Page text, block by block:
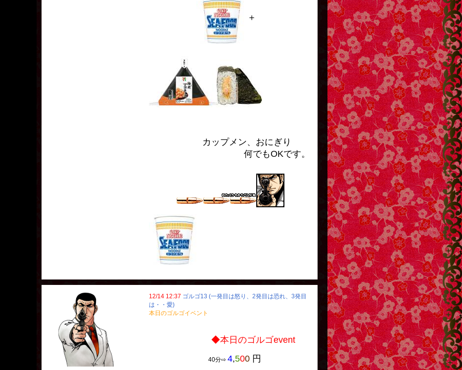
＋
カップメン、おにぎり
何でもOKです。
12/14 12:37 ゴルゴ13 (一発目は怒り、2発目は恐れ、3発目
は・・愛)
本日のゴルゴイベント
◆本日のゴルゴevent
40分⇨ 4,500 円